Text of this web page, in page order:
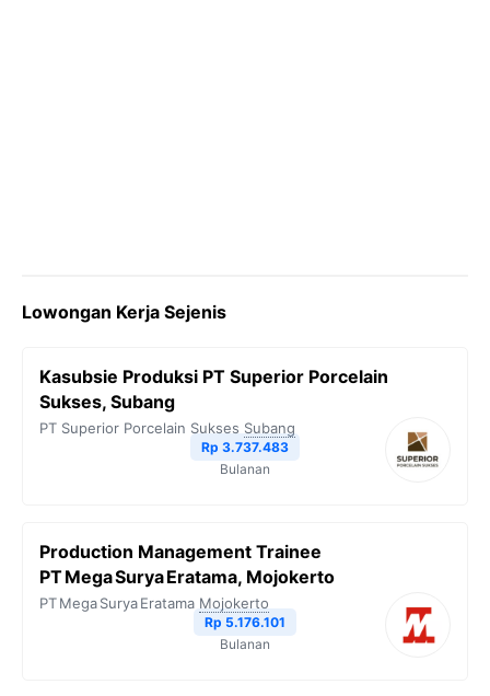
Lowongan Kerja Sejenis
Kasubsie Produksi PT Superior Porcelain
Sukses, Subang
PT Superior Porcelain Sukses Subang
Rp 3.737.483
Bulanan
Production Management Trainee
PT Mega Surya Eratama, Mojokerto
PT Mega Surya Eratama Mojokerto
Rp 5.176.101
Bulanan